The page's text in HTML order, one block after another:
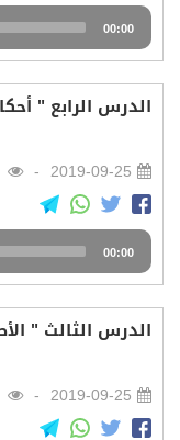
Audio
Player
00:00
الدرس الرابع "
2019-09-25
Audio
Player
00:00
الدرس الثالث "
2019-09-25